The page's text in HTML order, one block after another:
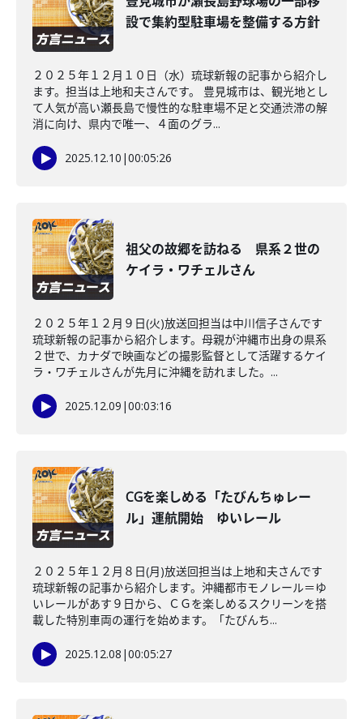
設で集約型駐車場を整備する方針
２０２５年１２月１０日（水）琉球新報の記事から紹介し
ます。担当は上地和夫さんです。 豊見城市は、観光地とし
て人気が高い瀬長島で慢性的な駐車場不足と交通渋滞の解
消に向け、県内で唯一、４面のグラ...
2025.12.10 |00:05:26
祖父の故郷を訪ねる 県系２世の
ケイラ・ワチェルさん
２０２５年１２月９日(火)放送回担当は中川信子さんです
琉球新報の記事から紹介します。母親が沖縄市出身の県系
２世で、カナダで映画などの撮影監督として活躍するケイ
ラ・ワチェルさんが先月に沖縄を訪れました。...
2025.12.09 |00:03:16
CGを楽しめる「たびんちゅレー
ル」運航開始 ゆいレール
２０２５年１２月８日(月)放送回担当は上地和夫さんです
琉球新報の記事から紹介します。沖縄都市モノレール＝ゆ
いレールがあす９日から、ＣＧを楽しめるスクリーンを搭
載した特別車両の運行を始めます。「たびんち...
2025.12.08 |00:05:27